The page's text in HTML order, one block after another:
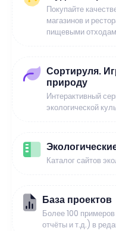
Покупайте
магазинов и
пищевыми
Сортируля.
природу
Интерактивный
экологической
Каталог сайтов
База проектов
Более 100
отчёты и т.д.) в